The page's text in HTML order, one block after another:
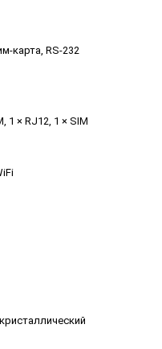
карта, RS-232
1 × RJ12, 1 × SIM